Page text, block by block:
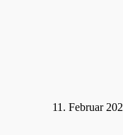
11. Februar